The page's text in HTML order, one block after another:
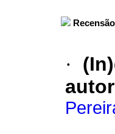
·